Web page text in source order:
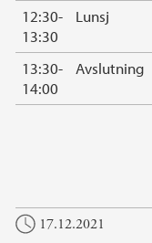
12:30-
13:30
Lunsj
13:30-
14:00
Avslutning
17.12.2021